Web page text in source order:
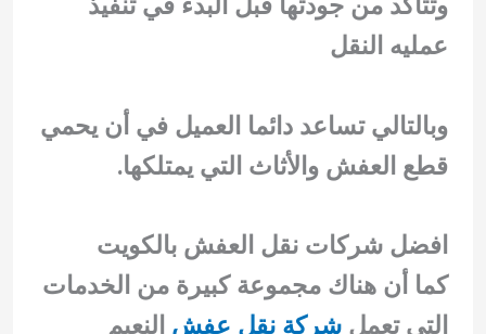
عمليه النقل
وبالتالي تساعد دائما العميل في أن يحمي
قطع العفش والأثاث التي يمتلكها.
افضل شركات نقل العفش بالكويت
كما أن هناك مجموعة كبيرة من الخدمات
التي تعملشركة نقل عفش النعيم